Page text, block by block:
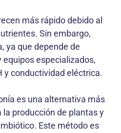
más rápido debido al
Sin embargo,
ya que depende de
especializados,
y conductividad eléctrica.
es una alternativa más
producción de plantas y
Este método es